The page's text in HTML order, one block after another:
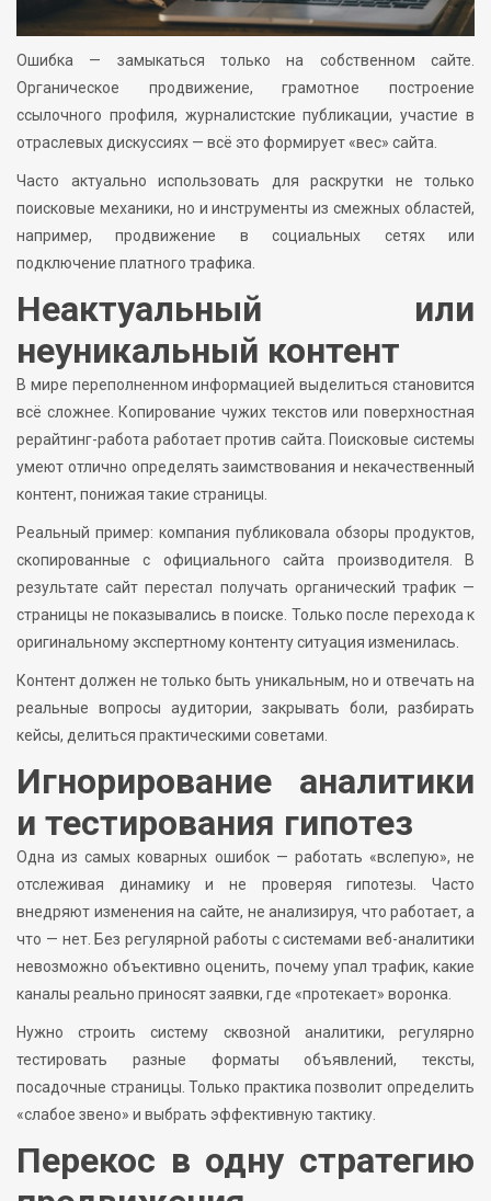
Ошибка — замыкаться только на собственном сайте.
Органическое продвижение, грамотное построение
ссылочного профиля, журналистские публикации, участие в
отраслевых дискуссиях — всё это формирует «вес» сайта.
Часто актуально использовать для раскрутки не только
поисковые механики, но и инструменты из смежных областей,
например, продвижение в социальных сетях или
подключение платного трафика.
Неактуальный или
неуникальный контент
В мире переполненном информацией выделиться становится
всё сложнее. Копирование чужих текстов или поверхностная
рерайтинг-работа работает против сайта. Поисковые системы
умеют отлично определять заимствования и некачественный
контент, понижая такие страницы.
Реальный пример: компания публиковала обзоры продуктов,
скопированные с официального сайта производителя. В
результате сайт перестал получать органический трафик —
страницы не показывались в поиске. Только после перехода к
оригинальному экспертному контенту ситуация изменилась.
Контент должен не только быть уникальным, но и отвечать на
реальные вопросы аудитории, закрывать боли, разбирать
кейсы, делиться практическими советами.
Игнорирование аналитики
и тестирования гипотез
Одна из самых коварных ошибок — работать «вслепую», не
отслеживая динамику и не проверяя гипотезы. Часто
внедряют изменения на сайте, не анализируя, что работает, а
что — нет. Без регулярной работы с системами веб-аналитики
невозможно объективно оценить, почему упал трафик, какие
каналы реально приносят заявки, где «протекает» воронка.
Нужно строить систему сквозной аналитики, регулярно
тестировать разные форматы объявлений, тексты,
посадочные страницы. Только практика позволит определить
«слабое звено» и выбрать эффективную тактику.
Перекос в одну стратегию